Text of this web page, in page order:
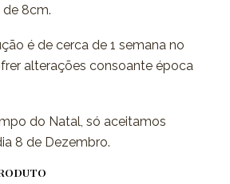
8cm.
é de cerca de 1 semana no
alterações consoante época
do Natal, só aceitamos
8 de Dezembro.